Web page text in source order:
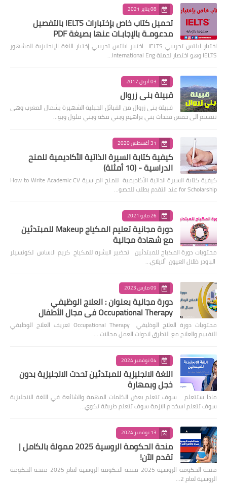
08 يناير 2021
تحميل كتاب خاص بإختبارات IELTS بالتفصيل
مدعومـة بالإجابـات عنها بصيغة PDF
اختبار ايلتس تجريبي IELTS اختبار ايلتس تجريبي إختبار اللغة الإنجليزية المشهور
IELTS وهو اختصار لجملة International Eng…
03 أبريل 2017
قبيلة بني زروال
قبيلة بني زروال من القبائل الجبلية الشهيرة بشمال المغرب وهي
تنقسم الى خمس فخدات بني براهيم وبني مكة وبني ملول وبو…
31 أغسطس 2020
كيفية كتابة السيرة الذاتية الأكاديمية للمنح
الدراسية - (10 أمثلة)
كيفية كتابة السيرة الذاتية الأكاديمية للمنح الدراسية How to Write Academic CV
for Scholarship عند التقدم بطلب للحصو…
26 مايو 2021
دورة مجانية تعليم المكياج Makeup للمبتدئين
مع شهادة مجانية
محتويات دورة المكياج للمبتدئين تحضير البشره للمكياج كريم الاساس لكونسيلر
الباودر ظلال العيون ألايلاي…
09 مارس 2023
دورة مجانية بعنوان : العلاج الوظيفي
Occupational Therapy في مجال الأطفال
محتويات دورة العلاج الوظيفي Occupational Therapy تعريف العلاج الوظيفي
التقييم والعلاج مع التطرق لادوات العمل مجالات …
04 نوفمبر 2024
اللغة الانجليزية للمبتدئين تحدث الانجليزية بدون
خجل وبمهارة
ماذا ستتعلم سوف تتعلم بعض الكلمات المهمة والشائعة في اللغة الانجليزية
سوف تتعلم اسخدام الازمة سوف تتعلم طريقة تكوي…
13 نوفمبر 2024
منحة الحكومة الروسية 2025 ممولة بالكامل |
تقدم الآن!
منحة الحكومة الروسية 2025 منحة الحكومة الروسية لعام 2025 منحة الحكومة
الروسية لعام 2…